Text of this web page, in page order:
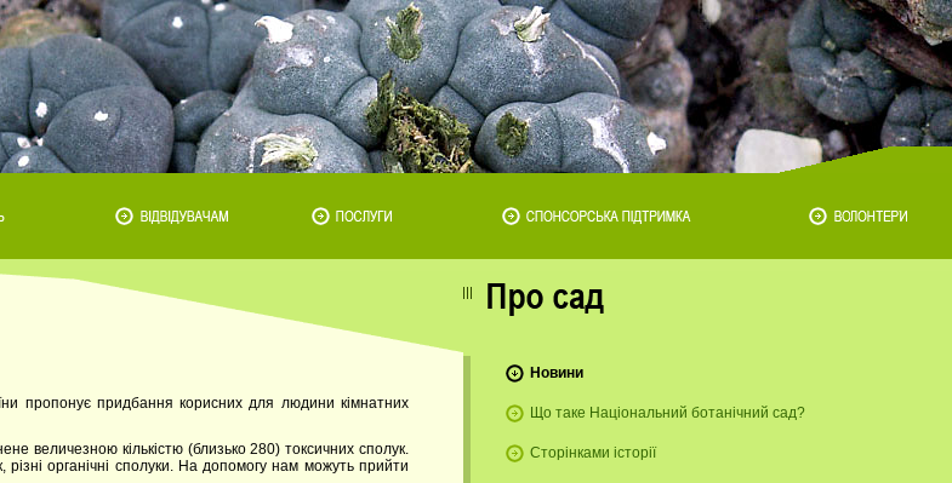
пропонує придбання корисних для людини кімнатних
величезною кількістю (близько 280) токсичних сполук.
органічні сполуки. На допомогу нам можуть прийти
Новини
Що таке Національний ботанічний сад?
Сторінками історії